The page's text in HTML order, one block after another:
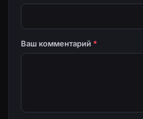
Ваш комментарий *